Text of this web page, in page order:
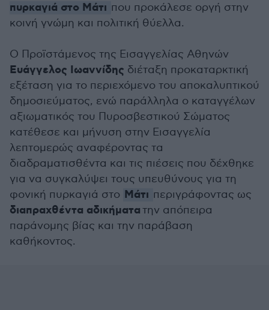
πυρκαγιά στο Μάτι που προκάλεσε οργή στην
κοινή γνώμη και πολιτική θύελλα.
Ο Προϊστάμενος της Εισαγγελίας Αθηνών
Ευάγγελος Ιωαννίδης διέταξη προκαταρκτική
εξέταση για το περιεχόμενο του αποκαλυπτικού
δημοσιεύματος, ενώ παράλληλα ο καταγγέλων
αξιωματικός του Πυροσβεστικού Σώματος
κατέθεσε και μήνυση στην Εισαγγελία
λεπτομερώς αναφέροντας τα
διαδραματισθέντα και τις πιέσεις που δέχθηκε
για να συγκαλύψει τους υπευθύνους για τη
φονική πυρκαγιά στο Μάτι περιγράφοντας ως
διαπραχθέντα αδικήματατην απόπειρα
παράνομης βίας και την παράβαση
καθήκοντος.